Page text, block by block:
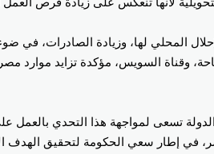
الأجنبي في مصر والمتمثلة في تحويلات المصريين بالخارج بنسبة 50%
السكانية في مصر لافتة إلى وصول تعداد سكان مصر إلى 100 مليون نسمة